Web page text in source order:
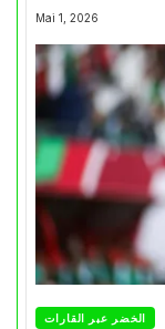
Mai 1, 2026
الخضر عبر القارات